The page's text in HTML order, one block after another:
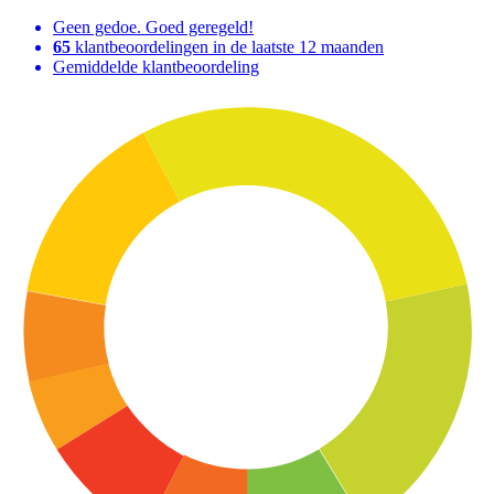
Geen gedoe. Goed geregeld!
65 klantbeoordelingen in de laatste 12 maanden
Gemiddelde klantbeoordeling